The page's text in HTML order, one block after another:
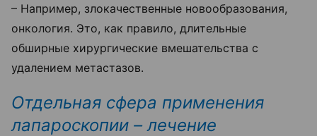
– Например, злокачественные новообразования,
онкология. Это, как правило, длительные
обширные хирургические вмешательства с
удалением метастазов.
Отдельная сфера применения
лапароскопии – лечение